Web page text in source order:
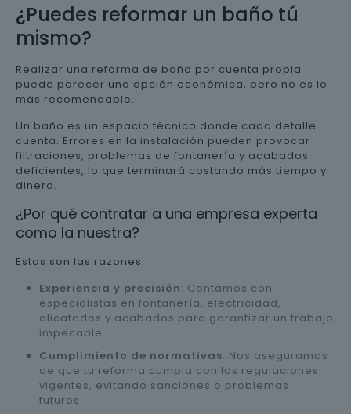
¿Puedes reformar un baño tú
mismo?
Realizar una reforma de baño por cuenta propia
puede parecer una opción económica, pero no es lo
más recomendable.
Un baño es un espacio técnico donde cada detalle
cuenta. Errores en la instalación pueden provocar
filtraciones, problemas de fontanería y acabados
deficientes, lo que terminará costando más tiempo y
dinero.
¿Por qué contratar a una empresa experta
como la nuestra?
Estas son las razones:
Experiencia y precisión: Contamos con
especialistas en fontanería, electricidad,
alicatados y acabados para garantizar un trabajo
impecable.
Cumplimiento de normativas: Nos aseguramos
de que tu reforma cumpla con las regulaciones
vigentes, evitando sanciones o problemas
futuros.